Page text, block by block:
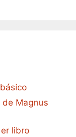
Magnus
libro